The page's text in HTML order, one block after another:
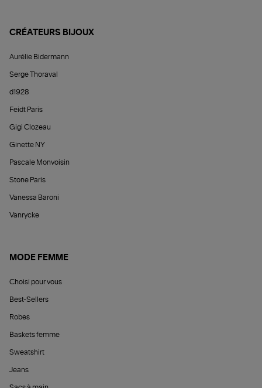
CRÉATEURS BIJOUX
Aurélie Bidermann
Serge Thoraval
d1928
Feidt Paris
Gigi Clozeau
Ginette NY
Pascale Monvoisin
Stone Paris
Vanessa Baroni
Vanrycke
MODE FEMME
Choisi pour vous
Best-Sellers
Robes
Baskets femme
Sweatshirt
Jeans